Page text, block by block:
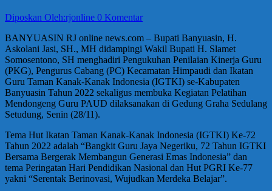
Diposkan Oleh:rjonline 0 Komentar
BANYUASIN RJ online news.com – Bupati Banyuasin, H.
Askolani Jasi, SH., MH didampingi Wakil Bupati H. Slamet
Somosentono, SH menghadiri Pengukuhan Penilaian Kinerja Guru
(PKG), Pengurus Cabang (PC) Kecamatan Himpaudi dan Ikatan
Guru Taman Kanak-Kanak Indonesia (IGTKI) se-Kabupaten
Banyuasin Tahun 2022 sekaligus membuka Kegiatan Pelatihan
Mendongeng Guru PAUD dilaksanakan di Gedung Graha Sedulang
Setudung, Senin (28/11).
Tema Hut Ikatan Taman Kanak-Kanak Indonesia (IGTKI) Ke-72
Tahun 2022 adalah “Bangkit Guru Jaya Negeriku, 72 Tahun IGTKI
Bersama Bergerak Membangun Generasi Emas Indonesia” dan
tema Peringatan Hari Pendidikan Nasional dan Hut PGRI Ke-77
yakni “Serentak Berinovasi, Wujudkan Merdeka Belajar”.